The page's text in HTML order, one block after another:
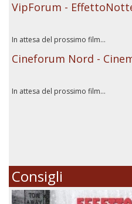
VipForum -
In attesa del prossimo film...
Cineforum Nord -
In attesa del prossimo film...
Consigli